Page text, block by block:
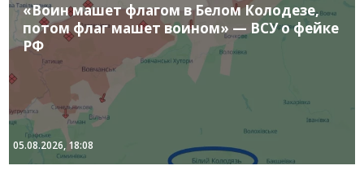
«Воин машет флагом в Белом Колодезе,
потом флаг машет воином» — ВСУ о фейке
РФ
05.08.2026, 18:08